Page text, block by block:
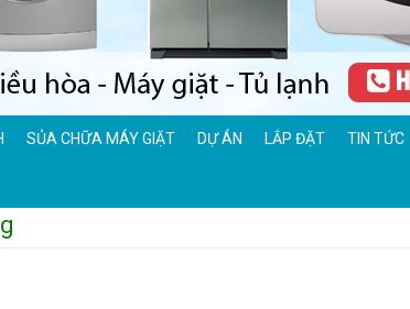
SỦA CHỮA MÁY GIẶT DỰ ÁN LẮP ĐẶT TIN TỨC
* 226 Đường Hoàng Mai - P.